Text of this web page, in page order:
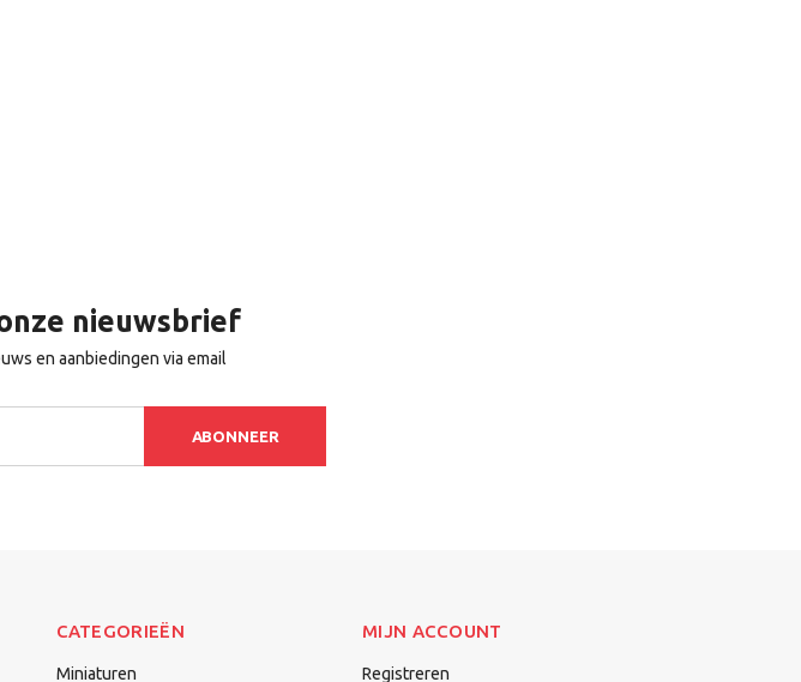
nieuwsbrief
en aanbiedingen via email
ABONNEER
CATEGORIEËN
Miniaturen
MIJN ACCOUNT
Registreren